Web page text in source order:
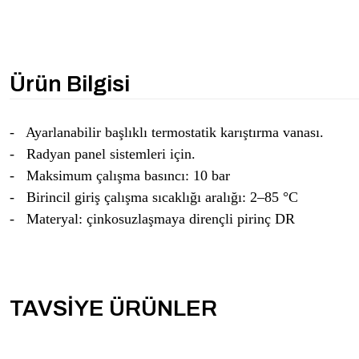
Ürün Bilgisi
- Ayarlanabilir başlıklı termostatik karıştırma vanası.
- Radyan panel sistemleri için.
- Maksimum çalışma basıncı: 10 bar
- Birincil giriş çalışma sıcaklığı aralığı: 2–85 °C
- Materyal: çinkosuzlaşmaya dirençli pirinç DR
TAVSİYE ÜRÜNLER